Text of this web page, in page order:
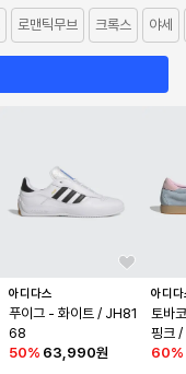
로맨틱무브 크록스 야세
아디다스
푸이그 - 화이트 / JH81
68
50% 63,990원
아디
토바
핑크
60%